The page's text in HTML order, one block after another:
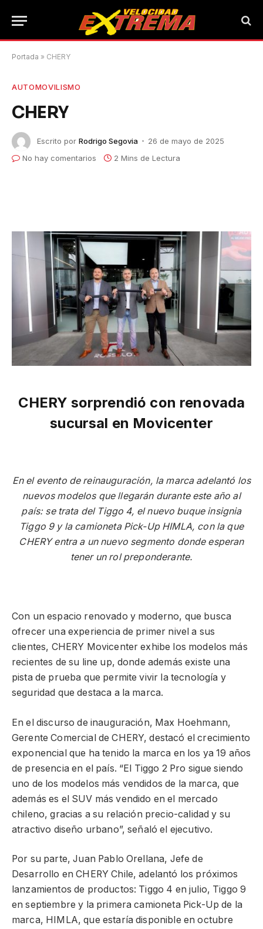
Portada » CHERY
AUTOMOVILISMO
CHERY
Escrito por Rodrigo Segovia
26 de mayo de 2025
No hay comentarios
2 Mins de Lectura
CHERY sorprendió con renovada
sucursal en Movicenter
En el evento de reinauguración, la marca adelantó los
nuevos modelos que llegarán durante este año al
país: se trata del Tiggo 4, el nuevo buque insignia
Tiggo 9 y la camioneta Pick-Up HIMLA, con la que
CHERY entra a un nuevo segmento donde esperan
tener un rol preponderante.
Con un espacio renovado y moderno, que busca
ofrecer una experiencia de primer nivel a sus
clientes, CHERY Movicenter exhibe los modelos más
recientes de su line up, donde además existe una
pista de prueba que permite vivir la tecnología y
seguridad que destaca a la marca.
En el discurso de inauguración, Max Hoehmann,
Gerente Comercial de CHERY, destacó el crecimiento
exponencial que ha tenido la marca en los ya 19 años
de presencia en el país. “El Tiggo 2 Pro sigue siendo
uno de los modelos más vendidos de la marca, que
además es el SUV más vendido en el mercado
chileno, gracias a su relación precio-calidad y su
atractivo diseño urbano”, señaló el ejecutivo.
Por su parte, Juan Pablo Orellana, Jefe de
Desarrollo en CHERY Chile, adelantó los próximos
lanzamientos de productos: Tiggo 4 en julio, Tiggo 9
en septiembre y la primera camioneta Pick-Up de la
marca, HIMLA, que estaría disponible en octubre